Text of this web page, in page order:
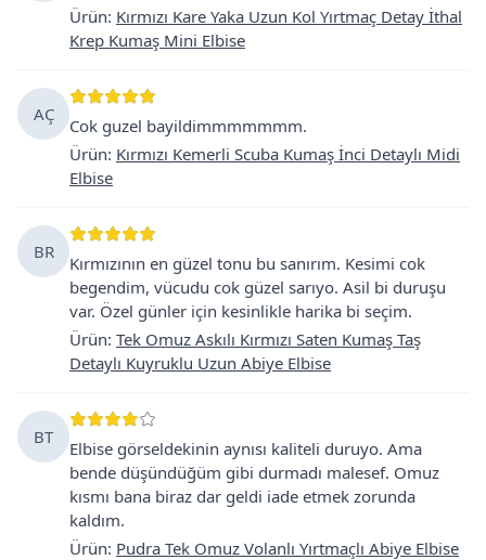
Ürün: Kırmızı Kare Yaka Uzun Kol Yırtmaç Detay İthal
Krep Kumaş Mini Elbise
AÇ
Cok guzel bayildimmmmmmm.
Ürün: Kırmızı Kemerli Scuba Kumaş İnci Detaylı Midi
Elbise
BR
Kırmızının en güzel tonu bu sanırım. Kesimi cok
begendim, vücudu cok güzel sarıyo. Asil bi duruşu
var. Özel günler için kesinlikle harika bi seçim.
Ürün: Tek Omuz Askılı Kırmızı Saten Kumaş Taş
Detaylı Kuyruklu Uzun Abiye Elbise
BT
Elbise görseldekinin aynısı kaliteli duruyo. Ama
bende düşündüğüm gibi durmadı malesef. Omuz
kısmı bana biraz dar geldi iade etmek zorunda
kaldım.
Ürün: Pudra Tek Omuz Volanlı Yırtmaçlı Abiye Elbise